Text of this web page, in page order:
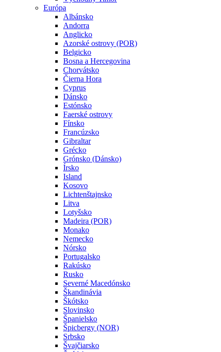
Európa
Albánsko
Andorra
Anglicko
Azorské ostrovy (POR)
Belgicko
Bosna a Hercegovina
Chorvátsko
Čierna Hora
Cyprus
Dánsko
Estónsko
Faerské ostrovy
Fínsko
Francúzsko
Gibraltar
Grécko
Grónsko (Dánsko)
Írsko
Island
Kosovo
Lichtenštajnsko
Litva
Lotyšsko
Madeira (POR)
Monako
Nemecko
Nórsko
Portugalsko
Rakúsko
Rusko
Severné Macedónsko
Škandinávia
Škótsko
Slovinsko
Španielsko
Špicbergy (NOR)
Srbsko
Švajčiarsko